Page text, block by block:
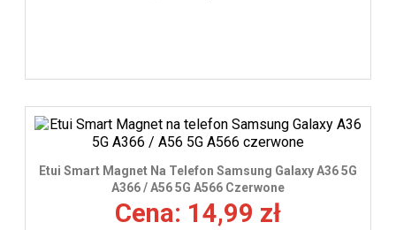
Etui Smart Magnet Na Telefon Samsung Galaxy A36 5G
A366 / A56 5G A566 Czerwone
Cena: 14,99 zł